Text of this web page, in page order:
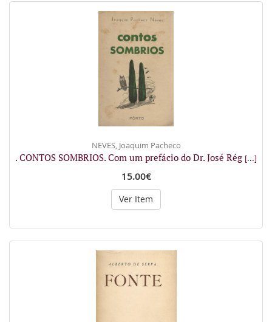
NEVES, Joaquim Pacheco
. CONTOS SOMBRIOS. Com um prefácio do Dr. José Rég [...]
15.00€
Ver Item